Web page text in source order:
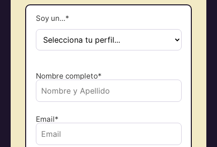
Soy un...*
Nombre completo*
Email*